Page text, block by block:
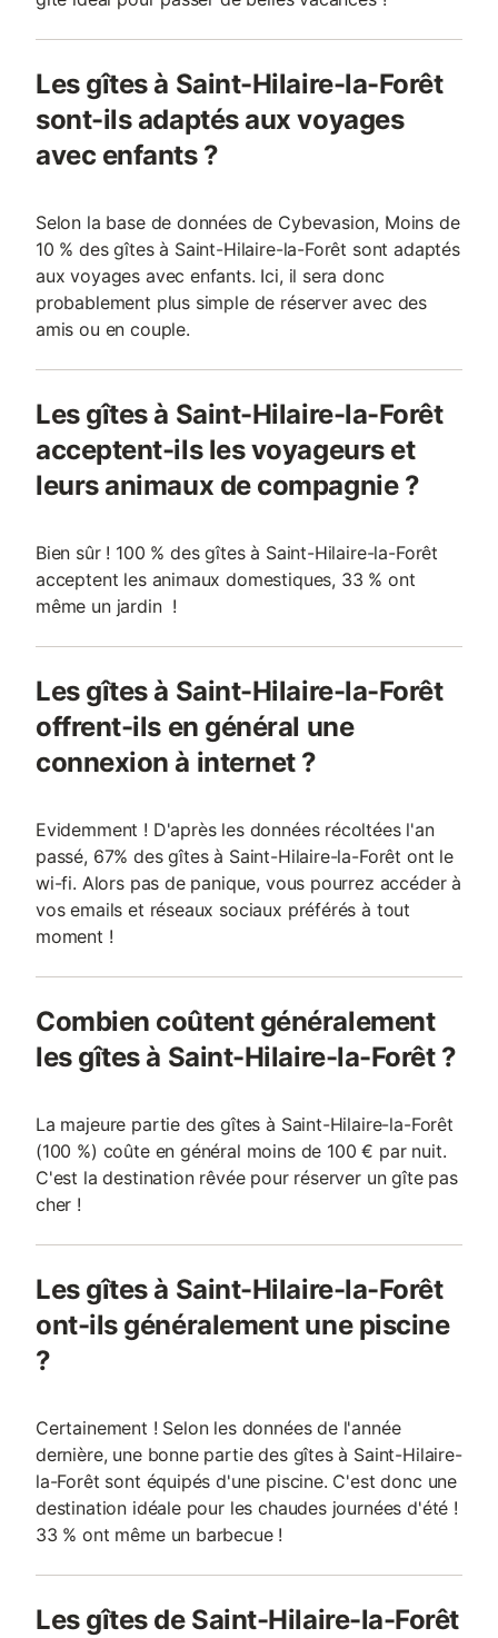
Les gîtes à Saint-Hilaire-la-Forêt
sont-ils adaptés aux voyages
avec enfants ?
Selon la base de données de Cybevasion, Moins de
10 % des gîtes à Saint-Hilaire-la-Forêt sont adaptés
aux voyages avec enfants. Ici, il sera donc
probablement plus simple de réserver avec des
amis ou en couple.
Les gîtes à Saint-Hilaire-la-Forêt
acceptent-ils les voyageurs et
leurs animaux de compagnie ?
Bien sûr ! 100 % des gîtes à Saint-Hilaire-la-Forêt
acceptent les animaux domestiques, 33 % ont
même un jardin !
Les gîtes à Saint-Hilaire-la-Forêt
offrent-ils en général une
connexion à internet ?
Evidemment ! D'après les données récoltées l'an
passé, 67% des gîtes à Saint-Hilaire-la-Forêt ont le
wi-fi. Alors pas de panique, vous pourrez accéder à
vos emails et réseaux sociaux préférés à tout
moment !
Combien coûtent généralement
les gîtes à Saint-Hilaire-la-Forêt ?
La majeure partie des gîtes à Saint-Hilaire-la-Forêt
(100 %) coûte en général moins de 100 € par nuit.
C'est la destination rêvée pour réserver un gîte pas
cher !
Les gîtes à Saint-Hilaire-la-Forêt
ont-ils généralement une piscine
?
Certainement ! Selon les données de l'année
dernière, une bonne partie des gîtes à Saint-Hilaire-
la-Forêt sont équipés d'une piscine. C'est donc une
destination idéale pour les chaudes journées d'été !
33 % ont même un barbecue !
Les gîtes de Saint-Hilaire-la-Forêt